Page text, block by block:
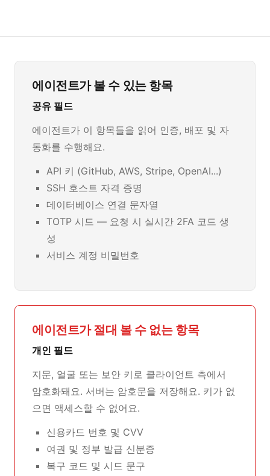
에이전트가 볼 수 있는 항목
공유 필드
에이전트가 이 항목들을 읽어 인증, 배포 및 자
동화를 수행해요.
API 키 (GitHub, AWS, Stripe, OpenAI...)
SSH 호스트 자격 증명
데이터베이스 연결 문자열
TOTP 시드 — 요청 시 실시간 2FA 코드 생
성
서비스 계정 비밀번호
에이전트가 절대 볼 수 없는 항목
개인 필드
지문, 얼굴 또는 보안 키로 클라이언트 측에서
암호화돼요. 서버는 암호문을 저장해요. 키가 없
으면 액세스할 수 없어요.
신용카드 번호 및 CVV
여권 및 정부 발급 신분증
복구 코드 및 시드 문구